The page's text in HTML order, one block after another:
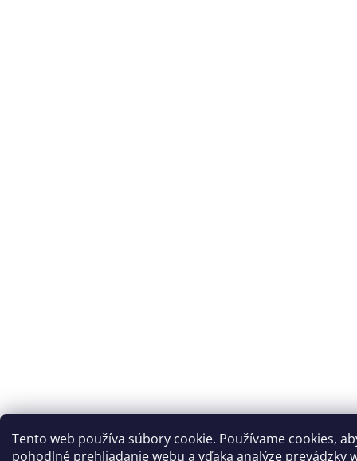
Tento web používa súbory cookie. Používame cookies,
pohodlné prehliadanie webu a vďaka analýze prevádzky